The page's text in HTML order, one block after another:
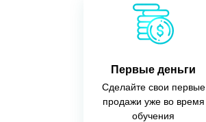
Первые деньги
Сделайте свои первые
продажи уже во время
обучения